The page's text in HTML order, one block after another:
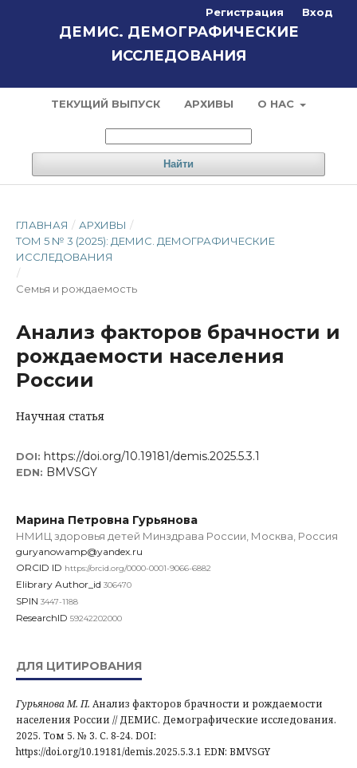
ДЕМИС. ДЕМОГРАФИЧЕСКИЕ
ИССЛЕДОВАНИЯ
ТЕКУЩИЙ ВЫПУСК АРХИВЫ О НАС
Найти
Регистрация Вход
ГЛАВНАЯ / АРХИВЫ /
ТОМ 5 № 3 (2025): ДЕМИС. ДЕМОГРАФИЧЕСКИЕ
ИССЛЕДОВАНИЯ
/
Семья и рождаемость
Анализ факторов брачности и
рождаемости населения
России
Научная статья
DOI: https://doi.org/10.19181/demis.2025.5.3.1
EDN: BMVSGY
Марина Петровна Гурьянова
НМИЦ здоровья детей Минздрава России, Москва, Россия
guryanowamp@yandex.ru
ORCID ID https://orcid.org/0000-0001-9066-6882
Elibrary Author_id 306470
SPIN 3447-1188
ResearchID 59242202000
ДЛЯ ЦИТИРОВАНИЯ
Гурьянова М. П. Анализ факторов брачности и рождаемости
населения России // ДЕМИС. Демографические исследования.
2025. Том 5. № 3. С. 8-24. DOI:
https://doi.org/10.19181/demis.2025.5.3.1 EDN: BMVSGY